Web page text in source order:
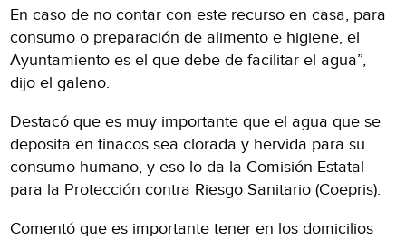
En caso de no contar con este recurso en casa, para
consumo o preparación de alimento e higiene, el
Ayuntamiento es el que debe de facilitar el agua”,
dijo el galeno.
Destacó que es muy importante que el agua que se
deposita en tinacos sea clorada y hervida para su
consumo humano, y eso lo da la Comisión Estatal
para la Protección contra Riesgo Sanitario (Coepris).
Comentó que es importante tener en los domicilios